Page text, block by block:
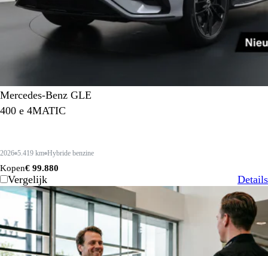
Mercedes-Benz GLE
400 e 4MATIC
2026 5.419 km Hybride benzine
Kopen€ 99.880
Vergelijk Details